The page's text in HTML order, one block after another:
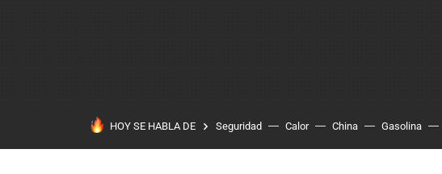
HOY SE HABLA DE Seguridad Calor China Gasolina